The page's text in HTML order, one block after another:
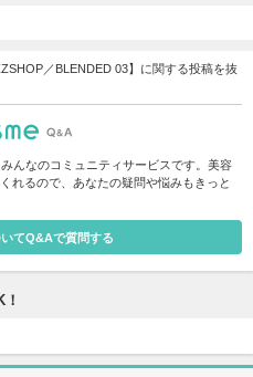
／BLENDED 03】に関する投稿を抜
んなのコミュニティサービスです。美容
れるので、あなたの疑問や悩みもきっと
てQ&Aで質問する